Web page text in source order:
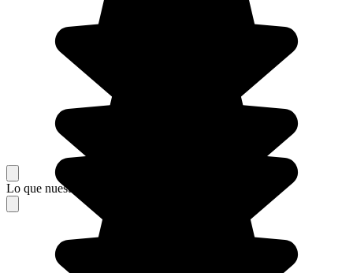
Lo que nuestros viajeros piensan de su estancia